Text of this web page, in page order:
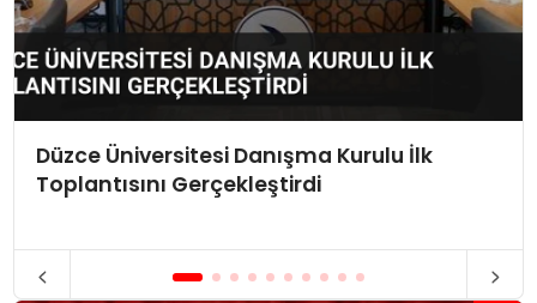
Düzce Üniversitesi Danışma Kurulu İlk
Toplantısını Gerçekleştirdi